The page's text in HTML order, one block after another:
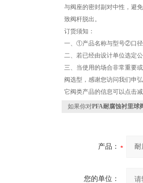
与阀座的密封副对中性，避
致阀杆脱出。
订货须知：
一、①产品名称与型号②口
二、若已经由设计单位选定
三、当使用的场合非常重要
阀选型，感谢您访问我们申
它阀类产品的信息可以点击
如果你对PFA耐腐蚀衬里球
产品：
您的单位：